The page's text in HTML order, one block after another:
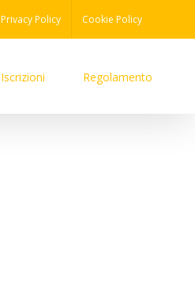
Privacy Policy Cookie Policy
Iscrizioni Regolamento